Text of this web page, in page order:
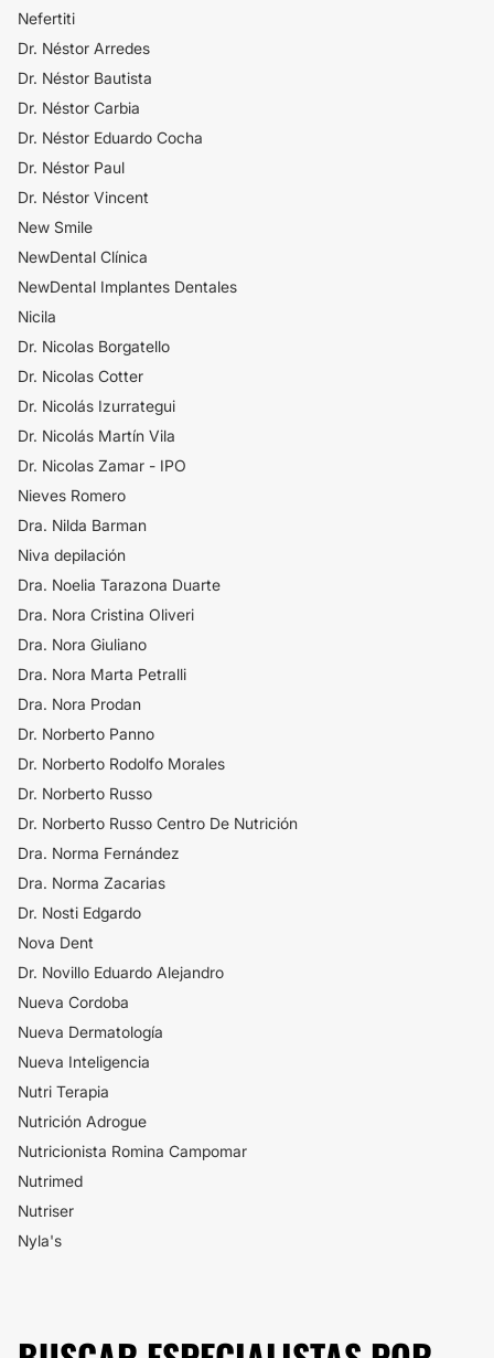
Nefertiti
Dr. Néstor Arredes
Dr. Néstor Bautista
Dr. Néstor Carbia
Dr. Néstor Eduardo Cocha
Dr. Néstor Paul
Dr. Néstor Vincent
New Smile
NewDental Clínica
NewDental Implantes Dentales
Nicila
Dr. Nicolas Borgatello
Dr. Nicolas Cotter
Dr. Nicolás Izurrategui
Dr. Nicolás Martín Vila
Dr. Nicolas Zamar - IPO
Nieves Romero
Dra. Nilda Barman
Niva depilación
Dra. Noelia Tarazona Duarte
Dra. Nora Cristina Oliveri
Dra. Nora Giuliano
Dra. Nora Marta Petralli
Dra. Nora Prodan
Dr. Norberto Panno
Dr. Norberto Rodolfo Morales
Dr. Norberto Russo
Dr. Norberto Russo Centro De Nutrición
Dra. Norma Fernández
Dra. Norma Zacarias
Dr. Nosti Edgardo
Nova Dent
Dr. Novillo Eduardo Alejandro
Nueva Cordoba
Nueva Dermatología
Nueva Inteligencia
Nutri Terapia
Nutrición Adrogue
Nutricionista Romina Campomar
Nutrimed
Nutriser
Nyla's